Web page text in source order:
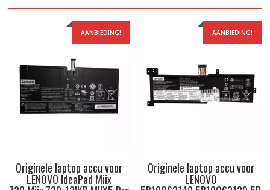
AANBIEDING!
Originele laptop accu voor
LENOVO IdeaPad Miix
AANBIEDING!
Originele laptop accu voor
LENOVO